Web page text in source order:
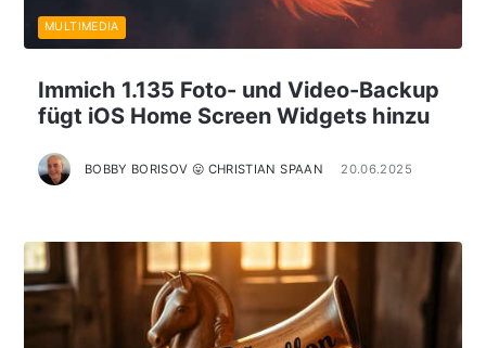
Immich 1.135 Foto- und Video-Backup
fügt iOS Home Screen Widgets hinzu
BOBBY BORISOV 😛 CHRISTIAN SPAAN 20.06.2025
MULTIMEDIA